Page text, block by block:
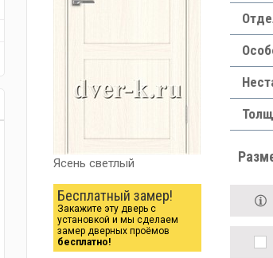
Ясень светлый
Бесплатный замер!
Закажите эту дверь с
установкой и мы сделаем
замер дверных проёмов
бесплатно!